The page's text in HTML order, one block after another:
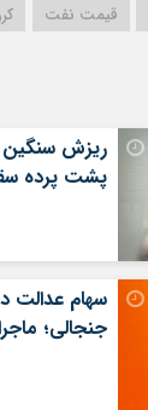
قیمت نفت
ریزش
پشت پرده
سهام عدالت
جنجالی؛